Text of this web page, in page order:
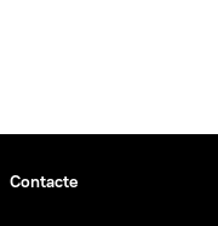
Contacte